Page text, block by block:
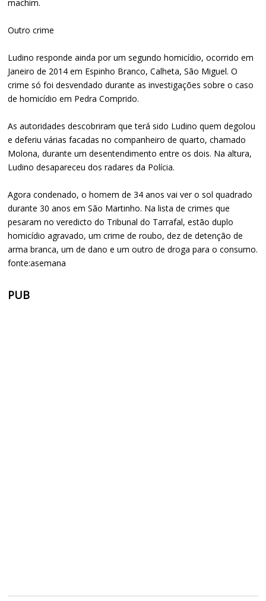
machim.
Outro crime
Ludino responde ainda por um segundo homicídio, ocorrido em
Janeiro de 2014 em Espinho Branco, Calheta, São Miguel. O
crime só foi desvendado durante as investigações sobre o caso
de homicídio em Pedra Comprido.
As autoridades descobriram que terá sido Ludino quem degolou
e deferiu várias facadas no companheiro de quarto, chamado
Molona, durante um desentendimento entre os dois. Na altura,
Ludino desapareceu dos radares da Polícia.
Agora condenado, o homem de 34 anos vai ver o sol quadrado
durante 30 anos em São Martinho. Na lista de crimes que
pesaram no veredicto do Tribunal do Tarrafal, estão duplo
homicídio agravado, um crime de roubo, dez de detenção de
arma branca, um de dano e um outro de droga para o consumo.
fonte:asemana
PUB